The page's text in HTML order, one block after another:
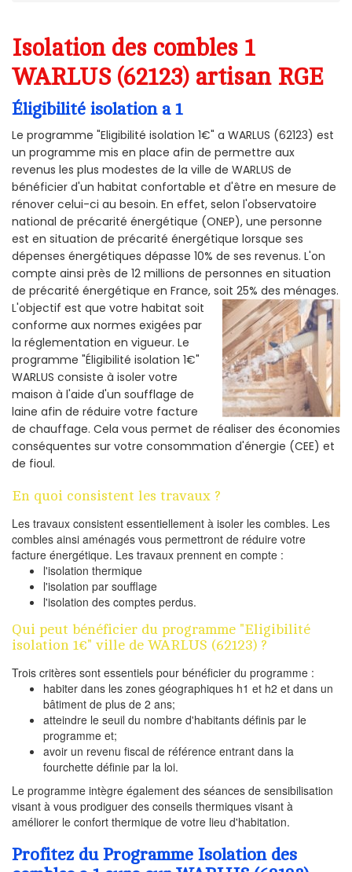
Isolation des combles 1
WARLUS (62123) artisan RGE
Éligibilité isolation a 1
Le programme "Eligibilité isolation 1€" a WARLUS (62123) est
un programme mis en place afin de permettre aux
revenus les plus modestes de la ville de WARLUS de
bénéficier d'un habitat confortable et d'être en mesure de
rénover celui-ci au besoin. En effet, selon l'observatoire
national de précarité énergétique (ONEP), une personne
est en situation de précarité énergétique lorsque ses
dépenses énergétiques dépasse 10% de ses revenus. L'on
compte ainsi près de 12 millions de personnes en situation
de précarité énergétique en France, soit 25% des ménages.
L'objectif est que votre habitat soit
conforme aux normes exigées par
la réglementation en vigueur. Le
programme "Éligibilité isolation 1€"
WARLUS consiste à isoler votre
maison à l'aide d'un soufflage de
laine afin de réduire votre facture
de chauffage. Cela vous permet de réaliser des économies
conséquentes sur votre consommation d'énergie (CEE) et
de fioul.
En quoi consistent les travaux ?
Les travaux consistent essentiellement à isoler les combles. Les
combles ainsi aménagés vous permettront de réduire votre
facture énergétique. Les travaux prennent en compte :
l'isolation thermique
l'isolation par soufflage
l'isolation des comptes perdus.
Qui peut bénéficier du programme "Eligibilité
isolation 1€" ville de WARLUS (62123) ?
Trois critères sont essentiels pour bénéficier du programme :
habiter dans les zones géographiques h1 et h2 et dans un
bâtiment de plus de 2 ans;
atteindre le seuil du nombre d'habitants définis par le
programme et;
avoir un revenu fiscal de référence entrant dans la
fourchette définie par la loi.
Le programme intègre également des séances de sensibilisation
visant à vous prodiguer des conseils thermiques visant à
améliorer le confort thermique de votre lieu d'habitation.
Profitez du Programme Isolation des